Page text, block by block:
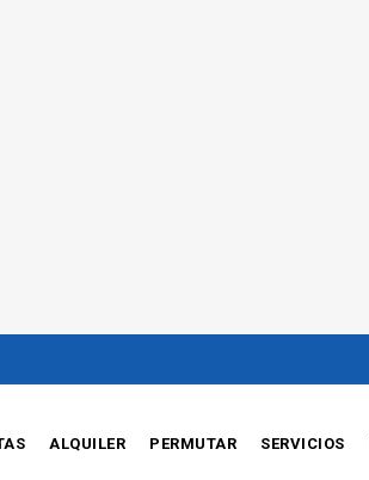
ALQUILER PERMUTAR SERVICIOS